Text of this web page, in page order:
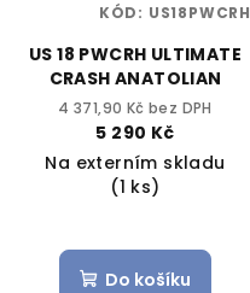
US 18 PWCRH ULTIMATE
CRASH ANATOLIAN
4 371,90 Kč bez DPH
5 290 Kč
Na externím skladu
(1 ks)
Do košíku
KÓD: US18PWCRH